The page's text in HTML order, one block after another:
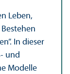
Leben,
In dieser
und
Modelle